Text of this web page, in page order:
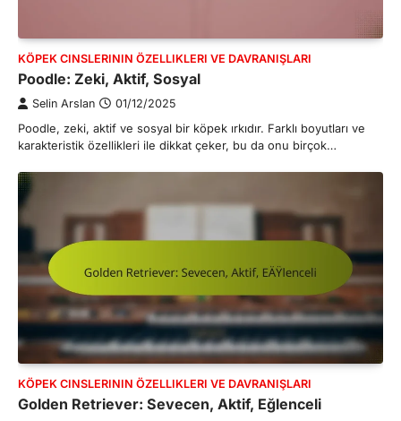
KÖPEK CINSLERININ ÖZELLIKLERI VE DAVRANIŞLARI
Poodle: Zeki, Aktif, Sosyal
Selin Arslan 01/12/2025
Poodle, zeki, aktif ve sosyal bir köpek ırkıdır. Farklı boyutları ve
karakteristik özellikleri ile dikkat çeker, bu da onu birçok…
KÖPEK CINSLERININ ÖZELLIKLERI VE DAVRANIŞLARI
Golden Retriever: Sevecen, Aktif, Eğlenceli